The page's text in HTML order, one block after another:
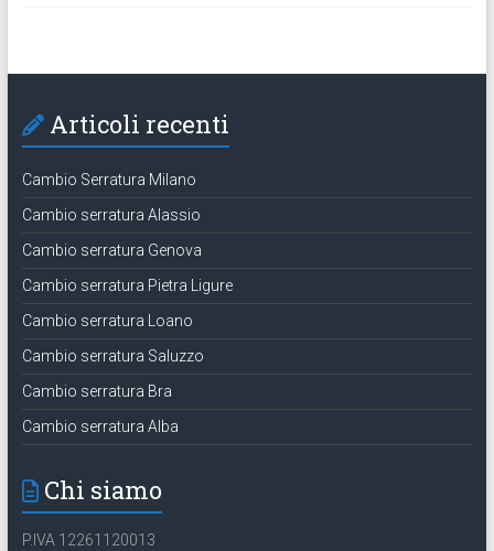
Articoli recenti
Cambio Serratura Milano
Cambio serratura Alassio
Cambio serratura Genova
Cambio serratura Pietra Ligure
Cambio serratura Loano
Cambio serratura Saluzzo
Cambio serratura Bra
Cambio serratura Alba
Chi siamo
P.IVA 12261120013